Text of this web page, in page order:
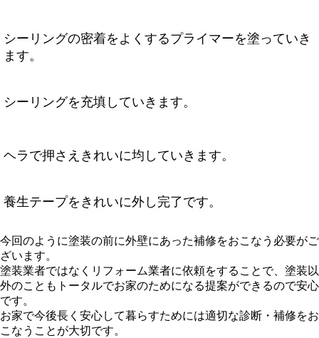
シーリングの密着をよくするプライマーを塗っていき
ます。
シーリングを充填していきます。
ヘラで押さえきれいに均していきます。
養生テープをきれいに外し完了です。
今回のように塗装の前に外壁にあった補修をおこなう必要がご
ざいます。
塗装業者ではなくリフォーム業者に依頼をすることで、塗装以
外のこともトータルでお家のためになる提案ができるので安心
です。
お家で今後長く安心して暮らすためには適切な診断・補修をお
こなうことが大切です。